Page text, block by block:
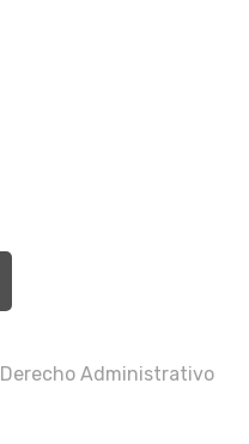
Derecho Administrativo